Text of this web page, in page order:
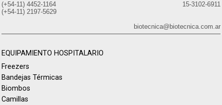
(+54-11) 4452-1164
(+54-11) 2197-5629
15-3102-6911
biotecnica@biotecnica.com.ar
EQUIPAMIENTO HOSPITALARIO
Freezers
Bandejas Térmicas
Biombos
Camillas